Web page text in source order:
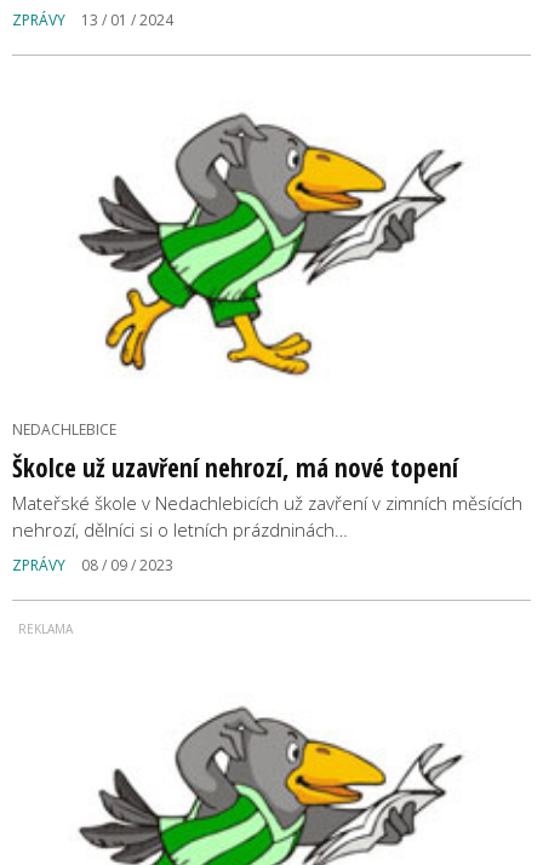
ZPRÁVY 13 / 01 / 2024
NEDACHLEBICE
Školce už uzavření nehrozí, má nové topení
Mateřské škole v Nedachlebicích už zavření v zimních měsících
nehrozí, dělníci si o letních prázdninách…
ZPRÁVY 08 / 09 / 2023